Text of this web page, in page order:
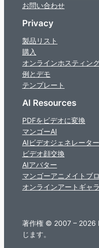
お問い合わせ
Privacy
製品リスト
購入
オンラインホスティン
例とデモ
テンプレート
AI Resources
PDFをビデオに変換
マンゴーAI
AIビデオジェネレーター
ビデオ顔交換
AIアバター
マンゴーアニメイトブ
オンラインアートギャ
著作権 © 2007 – 2026
じます。